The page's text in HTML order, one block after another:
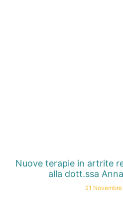
Nuove terapie in artrite
alla dott.ssa
21